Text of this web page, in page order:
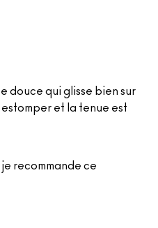
douce qui glisse bien sur
et la tenue est
je recommande ce